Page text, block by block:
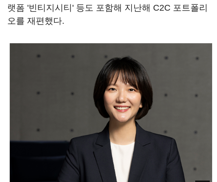
랫폼 '빈티지시티' 등도 포함해 지난해 C2C 포트폴리
오를 재편했다.